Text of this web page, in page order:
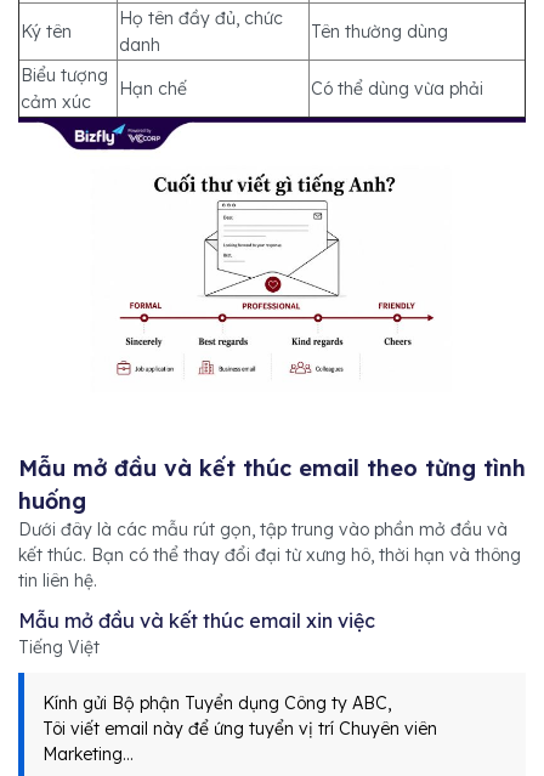
Ký tên
Họ tên đầy đủ, chức
danh
Tên thường dùng
Biểu tượng
cảm xúc
Hạn chế Có thể dùng vừa phải
Mẫu mở đầu và kết thúc email theo từng tình
huống
Dưới đây là các mẫu rút gọn, tập trung vào phần mở đầu và
kết thúc. Bạn có thể thay đổi đại từ xưng hô, thời hạn và thông
tin liên hệ.
Mẫu mở đầu và kết thúc email xin việc
Tiếng Việt
Kính gửi Bộ phận Tuyển dụng Công ty ABC,
Tôi viết email này để ứng tuyển vị trí Chuyên viên
Marketing…